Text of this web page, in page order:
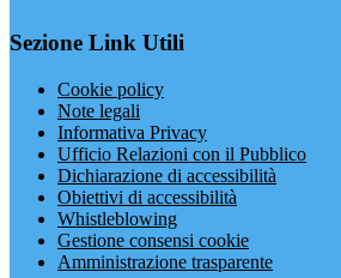
Sezione Link Utili
Cookie policy
Note legali
Informativa Privacy
Ufficio Relazioni con il Pubblico
Dichiarazione di accessibilità
Obiettivi di accessibilità
Whistleblowing
Gestione consensi cookie
Amministrazione trasparente